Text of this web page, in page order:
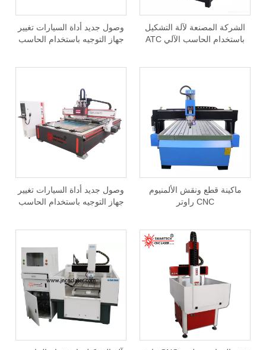
الشركة المصنعة لآلة التشكيل
باستخدام الحاسب الآلي ATC
وصول جديد أداة السيارات تغيير
جهاز التوجيه باستخدام الحاسب
ماكينة قطع ونقش الألمنيوم
CNC راوتر
وصول جديد أداة السيارات تغيير
جهاز التوجيه باستخدام الحاسب